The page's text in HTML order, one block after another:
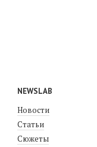
NEWSLAB
Новости
Статьи
Сюжеты